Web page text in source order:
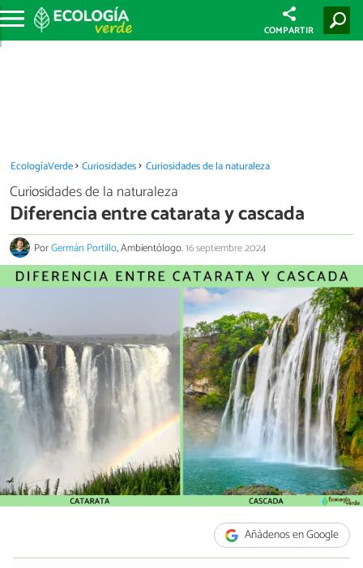
COMPARTIR
EcologíaVerde Curiosidades Curiosidades de la naturaleza
Curiosidades de la naturaleza
Diferencia entre catarata y cascada
PorGermán Portillo, Ambientólogo.16 septiembre 2024
Añádenos en Google